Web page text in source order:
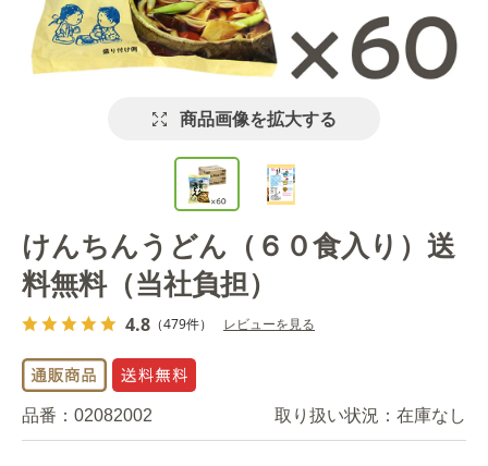
商品画像を拡大する
けんちんうどん（６０食入り）送
料無料（当社負担）
4.8 （479件） レビューを見る
品番： 02082002 取り扱い状況： 在庫なし